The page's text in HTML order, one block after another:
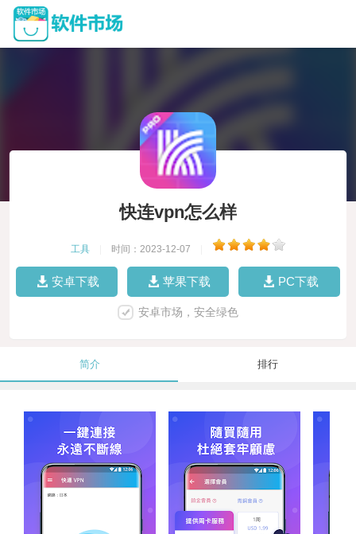
快连vpn怎么样
工具 时间：2023-12-07
安卓下载 苹果下载 PC下载
安卓市场，安全绿色
简介 排行